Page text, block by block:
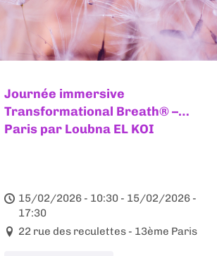
Journée immersive
Transformational Breath® –
Paris par Loubna EL KOI
15/02/2026 - 10:30 - 15/02/2026 -
17:30
22 rue des reculettes - 13ème Paris